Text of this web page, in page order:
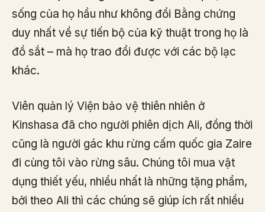
sống của họ hầu như không đổi Bằng chứng
duy nhất về sự tiến bộ của kỹ thuật trong họ là
đồ sắt – mà họ trao đổi được với các bộ lạc
khác.
Viên quản lý Viện bảo vệ thiên nhiên ở
Kinshasa đã cho người phiên dịch Ali, đồng thời
cũng là người gác khu rừng cấm quốc gia Zaire
đi cùng tôi vào rừng sâu. Chúng tôi mua vật
dụng thiết yếu, nhiều nhất là những tặng phẩm,
bởi theo Ali thì các chúng sẽ giúp ích rất nhiều